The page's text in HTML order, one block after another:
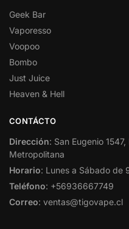
Geek Bar
Vaporesso
Voopoo
Bombo
Just Juice
Heaven & Hell
CONTÁCTO
Dirección: San Eugenio
Metropolitana
Horario: Lunes a Sábado de
Teléfono: +56936667749
Correo: ventas@tigovape.cl